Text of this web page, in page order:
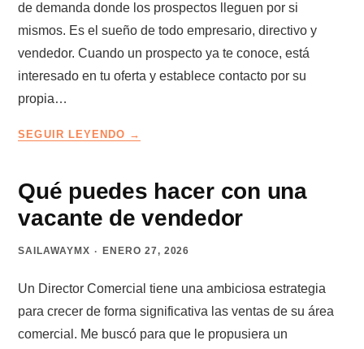
de demanda donde los prospectos lleguen por si
mismos. Es el sueño de todo empresario, directivo y
vendedor. Cuando un prospecto ya te conoce, está
interesado en tu oferta y establece contacto por su
propia…
SEGUIR LEYENDO
LOS
CLIENTES
QUE
SOLOS
Qué puedes hacer con una
vacante de vendedor
SAILAWAYMX ENERO 27, 2026
Un Director Comercial tiene una ambiciosa estrategia
para crecer de forma significativa las ventas de su área
comercial. Me buscó para que le propusiera un